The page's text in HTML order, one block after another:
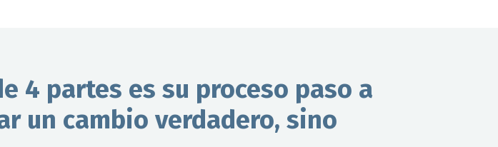
4 partes es su proceso paso a
un cambio verdadero, sino